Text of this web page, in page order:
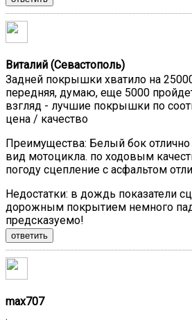
Виталий (Севастополь)
Задней покрышки хватило на
передняя, думаю, еще 5000
взгляд - лучшие покрышки по
цена / качество
Преимущества: Белый бок
вид мотоцикла. по ходовым
погоду сцепление с асфальтом
Недостатки: в дождь показатели
дорожным покрытием немного
предсказуемо!
ответить
max707
.